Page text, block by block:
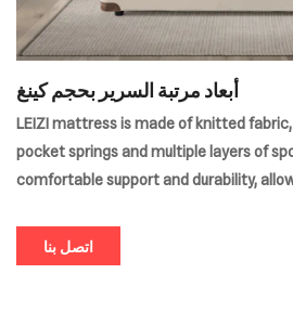
أبعاد مرتبة السرير بحجم كينغ
LEIZI mattress is made of knitted
pocket springs and multiple layers of
comfortable support and durability,
اتصل بنا